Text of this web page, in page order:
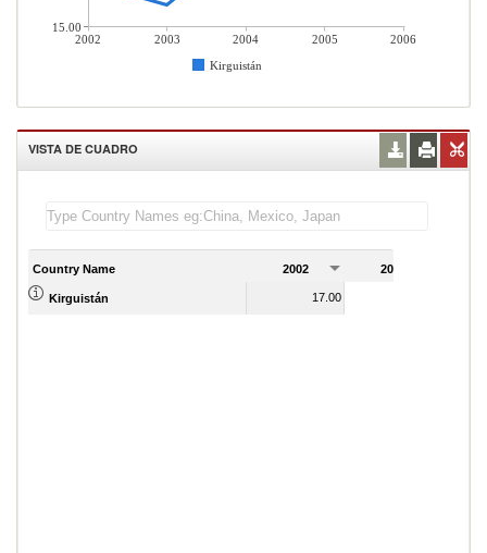
2002 2003 2004 2005
2006
Kirguistán
15.00
VISTA DE CUADRO
Country Name 2002 2003
Kirguistán 17.00